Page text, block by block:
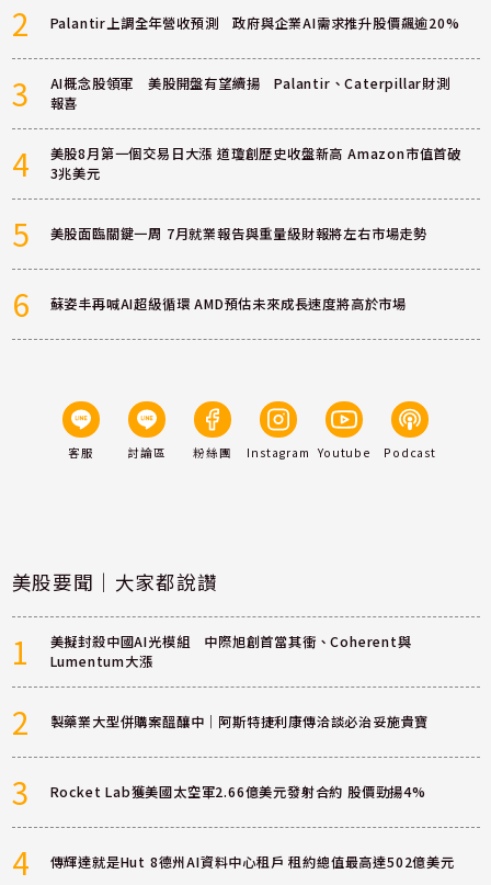
2 Palantir上調全年營收預測 政府與企業AI需求推升股價飆逾20%
3
AI概念股領軍 美股開盤有望續揚 Palantir、Caterpillar財測
報喜
4
美股8月第一個交易日大漲 道瓊創歷史收盤新高 Amazon市值首破
3兆美元
5 美股面臨關鍵一周 7月就業報告與重量級財報將左右市場走勢
6 蘇姿丰再喊AI超級循環 AMD預估未來成長速度將高於市場
客服 討論區 粉絲團 Instagram Youtube Podcast
美股要聞｜大家都說讚
1
美擬封殺中國AI光模組 中際旭創首當其衝、Coherent與
Lumentum大漲
2 製藥業大型併購案醞釀中｜阿斯特捷利康傳洽談必治妥施貴寶
3 Rocket Lab獲美國太空軍2.66億美元發射合約 股價勁揚4%
4 傳輝達就是Hut 8德州AI資料中心租戶 租約總值最高達502億美元